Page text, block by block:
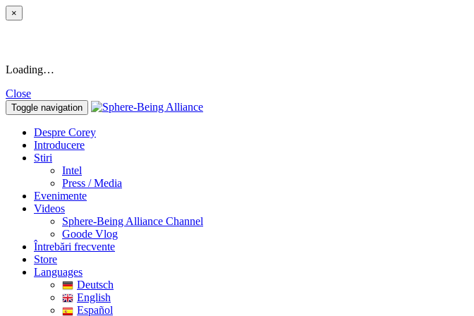
×
Loading…
Close
Toggle navigation
Despre Corey
Introducere
Stiri
Intel
Press / Media
Evenimente
Videos
Sphere-Being Alliance Channel
Goode Vlog
Întrebări frecvente
Store
Languages
Deutsch
English
Español